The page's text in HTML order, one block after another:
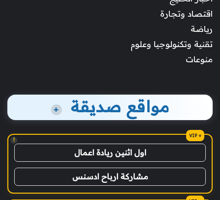
اقتصاد وتجارة
رياضة
تقنية وتكنولوجيا وعلوم
منوعات
مواقع صديقة +
!
اول اثنين ريادة اعمال
مشاركة ارباح ادسنس